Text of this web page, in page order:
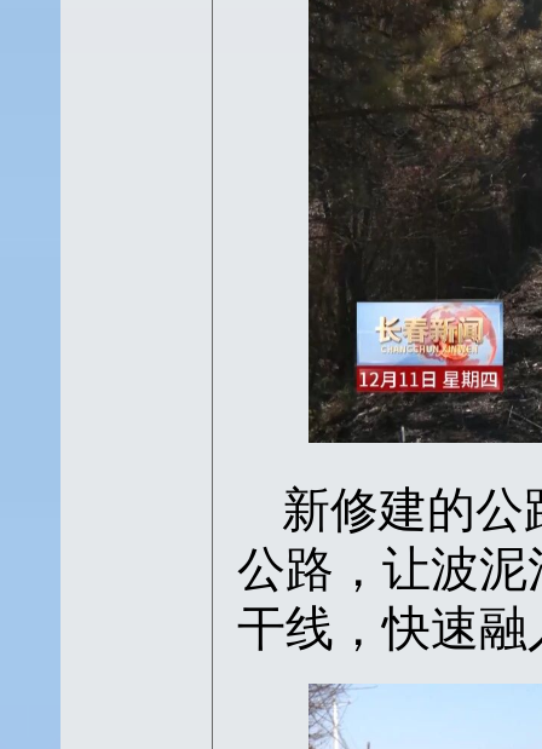
新修建的公
公路，让波
干线，快速